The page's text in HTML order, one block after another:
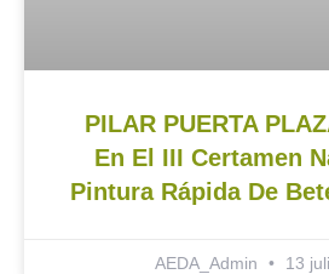
PILAR PUERTA
En El III Certamen
Pintura Rápida De
AEDA_Admin 13